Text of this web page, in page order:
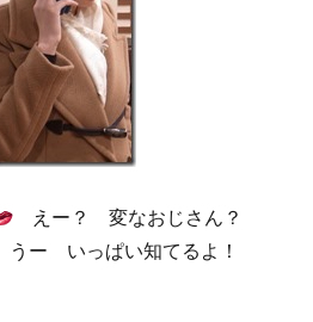
えー？ 変なおじさん？
うー いっぱい知てるよ！